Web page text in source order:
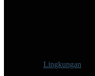
Lingkungan